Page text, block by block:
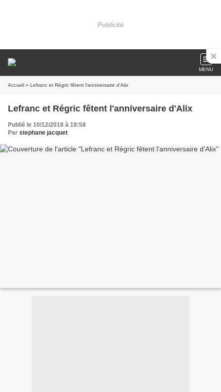
Publicité
MENU
Accueil » Lefranc et Régric fêtent l'anniversaire d'Alix
Lefranc et Régric fêtent l'anniversaire d'Alix
Publié le 10/12/2018 à 18:58
Par stephane jacquet